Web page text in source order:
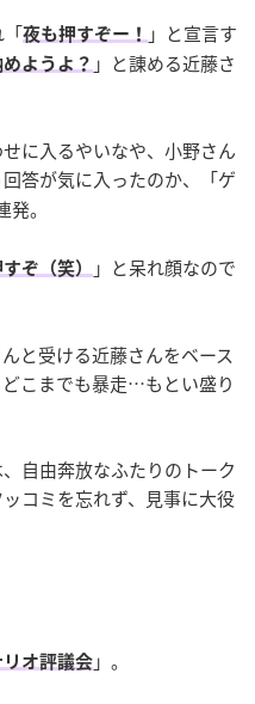
「夜も押すぞー！
」と宣言す
ようよ？ 」と諌める近藤さ
に入るやいなや、小野さん
回答が気に入ったのか、「ゲ
発。
ぞ（笑）
」と呆れ顔なので
と受ける近藤さんをベース
こまでも暴走…もとい盛り
自由奔放なふたりのトーク
コミを忘れず、見事に大役
リオ評議会 」。